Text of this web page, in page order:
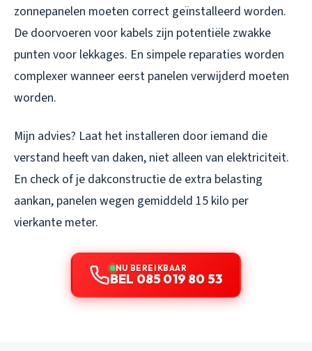
zonnepanelen moeten correct geïnstalleerd worden.
De doorvoeren voor kabels zijn potentiële zwakke
punten voor lekkages. En simpele reparaties worden
complexer wanneer eerst panelen verwijderd moeten
worden.
Mijn advies? Laat het installeren door iemand die
verstand heeft van daken, niet alleen van elektriciteit.
En check of je dakconstructie de extra belasting
aankan, panelen wegen gemiddeld 15 kilo per
vierkante meter.
NU BEREIKBAAR
BEL 085 019 80 53